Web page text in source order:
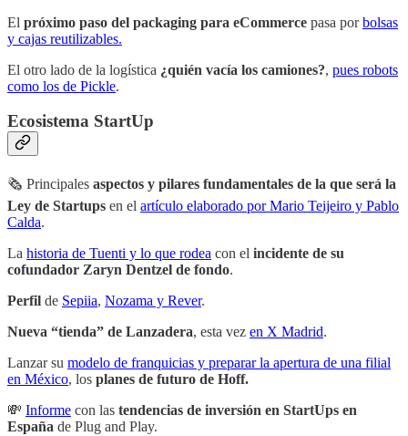
El próximo paso del packaging para eCommerce pasa porbolsas
y cajas reutilizables.
El otro lado de la logística ¿quién vacía los camiones?, pues robots
como los de Pickle.
Ecosistema StartUp
🗞 Principales aspectos y pilares fundamentales de la que será la
Ley de Startups en el artículo elaborado por Mario Teijeiro y Pablo
Calda.
La historia de Tuenti y lo que rodea con el incidente de su
cofundador Zaryn Dentzel de fondo.
Perfil de Sepiia, Nozama y Rever.
Nueva “tienda” de Lanzadera, esta vez en X Madrid.
Lanzar su modelo de franquicias y preparar la apertura de una filial
en México, los planes de futuro de Hoff.
💸 Informe con las tendencias de inversión en StartUps en
España de Plug and Play.